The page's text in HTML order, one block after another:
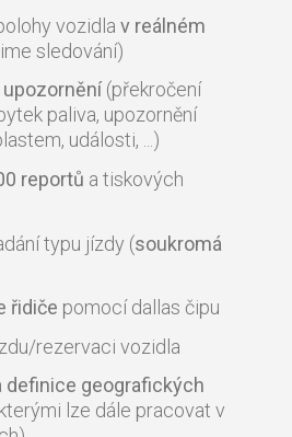
vozidla v reálném
sledování)
upozornění(překročení
paliva, upozornění
události, ...)
reportů a tiskových
typu jízdy (soukromá
řidiče pomocí dallas čipu
rezervaci vozidla
definice geografických
lze dále pracovat v